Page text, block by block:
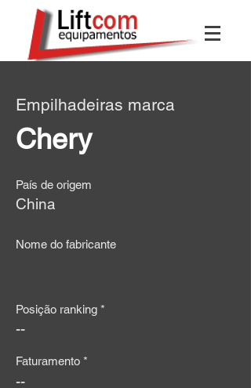
Empilhadeiras marca
Chery
País de origem
China
Nome do fabricante
Posição ranking *
--
Faturamento *
--